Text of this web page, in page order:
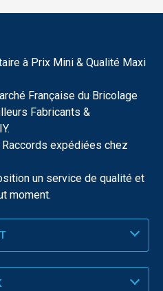
à Prix Mini & Qualité Maxi
Française du Bricolage
Fabricants &
expédiées chez
un service de qualité et
moment.